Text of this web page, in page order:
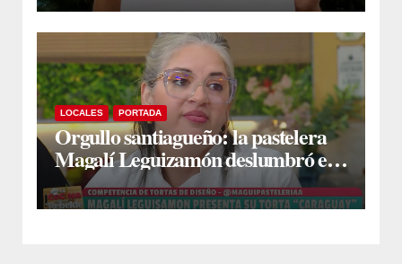
LOCALES PORTADA
Orgullo santiagueño: la pastelera
Magalí Leguizamón deslumbró en
Canal 13 con su torta “Caraguay” y
ganó la competencia